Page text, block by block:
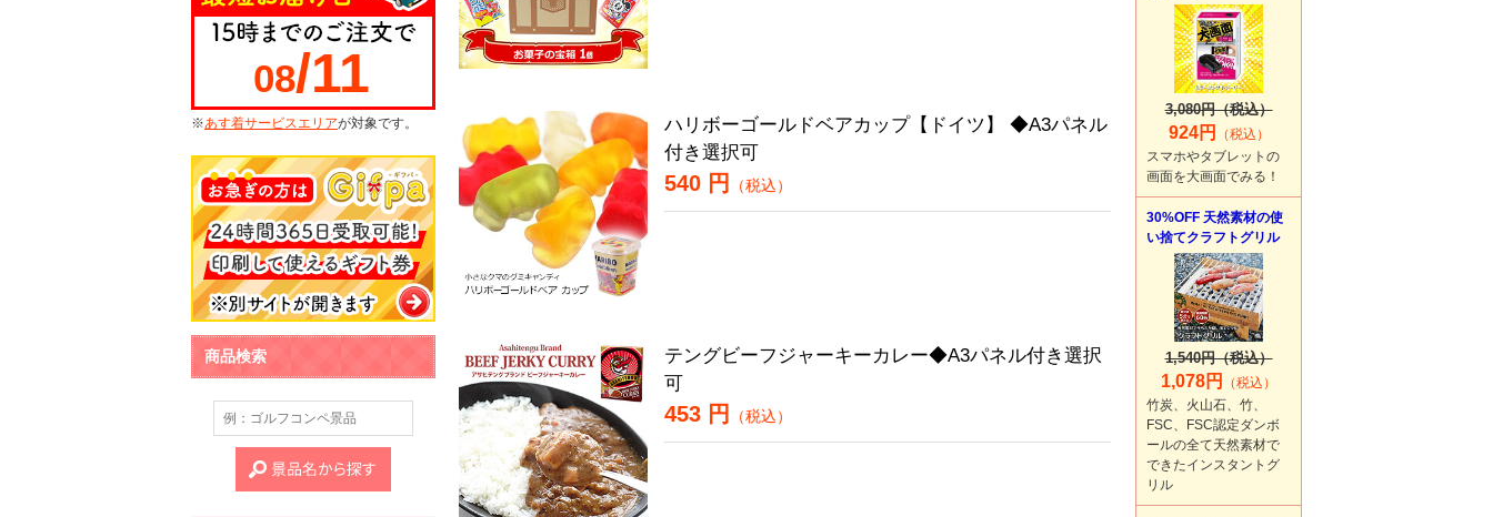
08/11
※あす着サービスエリアが対象です。
商品検索
ハリボーゴールドベアカップ【ドイツ】 ◆A3パネル
付き選択可
540 円 （税込）
テングビーフジャーキーカレー◆A3パネル付き選択
可
453 円 （税込）
3,080円（税込）
924円
（税込）
スマホやタブレットの
画面を大画面でみる！
30%OFF 天然素材の使
い捨てクラフトグリル
1,540円（税込）
1,078円
（税込）
竹炭、火山石、竹、
FSC、FSC認定ダンボ
ールの全て天然素材で
できたインスタントグ
リル